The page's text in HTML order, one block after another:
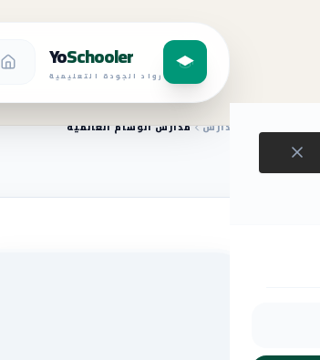
YoSchooler
رواد الجودة التعليمية
المدارس مدارس الوسام العالمية